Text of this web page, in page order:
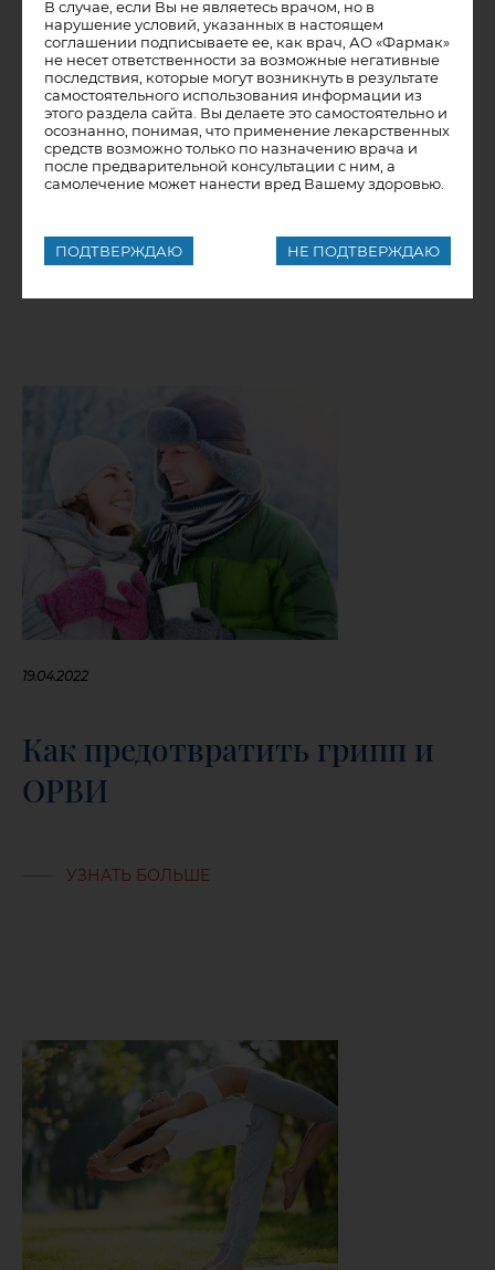
эту точку зрения как официальную позицию врачей-
гастроэнтерологов или Ассоциации врачей-эндоскопистов
Украины права не имею.
Что действительно реально – так это четкая связь
увеличения веса с заболеваниями эндокринной системы:
щитовидной железой, сахарным диабетом. Также на вес
могут влиять гинекологические проблемы, связанные с
яичниками. Если эндокринные нарушения присутствуют,
проблем с весом избежать очень трудно, даже если кушать
совсем мало. Поэтому если человек прилагает усилия,
шаг номер один – консультация у толкового врача-
эндокринолога.
19.04.2022
Как предотвратить грипп и
ОРВИ
УЗНАТЬ БОЛЬШЕ
В случае, если Вы не являетесь врачом, но в
нарушение условий, указанных в настоящем
соглашении подписываете ее, как врач, АО «Фармак»
не несет ответственности за возможные негативные
последствия, которые могут возникнуть в результате
самостоятельного использования информации из
этого раздела сайта. Вы делаете это самостоятельно и
осознанно, понимая, что применение лекарственных
средств возможно только по назначению врача и
после предварительной консультации с ним, а
самолечение может нанести вред Вашему здоровью.
ПОДТВЕРЖДАЮ НЕ ПОДТВЕРЖДАЮ